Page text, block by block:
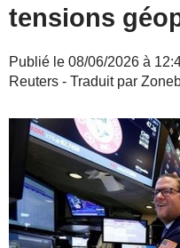
tensions
Publié le 08/06/2026 à
Reuters - Traduit par